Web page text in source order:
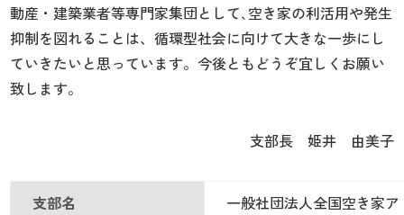
動産・建築業者等専門家集団として､空き家の利活用や発生
抑制を図れることは、循環型社会に向けて大きな一歩にし
ていきたいと思っています。今後ともどうぞ宜しくお願い
致します。
支部長 姫井 由美子
支部名
一般社団法人全国空き家